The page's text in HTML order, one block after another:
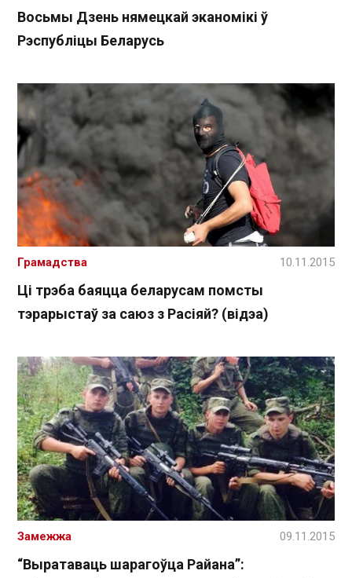
Восьмы Дзень нямецкай эканомікі ў
Рэспубліцы Беларусь
Ці трэба баяцца беларусам помсты
тэрарыстаў за саюз з Расіяй? (відэа)
Грамадства 10.11.2015
“Выратаваць шарагоўца Райана”:
Замежжа 09.11.2015